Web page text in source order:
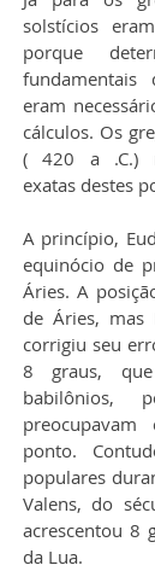
solstícios
porque
fundamentais
eram
cálculos. Os
( 420 a .C.)
exatas destes
A princípio,
equinócio de
Áries. A
de Áries, mas
corrigiu seu
8 graus,
babilônios,
ponto.
populares
Valens, do
acrescentou 8
da Lua.